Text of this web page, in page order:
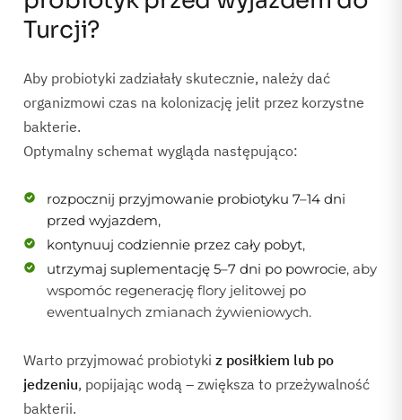
Turcji?
Aby probiotyki zadziałały skutecznie, należy dać
organizmowi czas na kolonizację jelit przez korzystne
bakterie.
Optymalny schemat wygląda następująco:
rozpocznij przyjmowanie probiotyku 7–14 dni
przed wyjazdem,
kontynuuj codziennie przez cały pobyt,
utrzymaj suplementację 5–7 dni po powrocie, aby
wspomóc regenerację flory jelitowej po
ewentualnych zmianach żywieniowych.
Warto przyjmować probiotyki z posiłkiem lub po
jedzeniu, popijając wodą – zwiększa to przeżywalność
bakterii.